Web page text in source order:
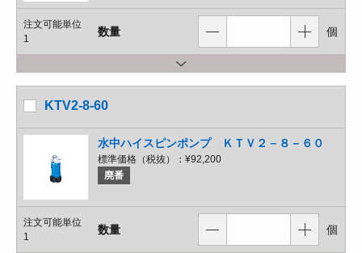
注文可能単位
1
数量 個
KTV2-8-60
水中ハイスピンポンプ ＫＴＶ２－８－６０
標準価格（税抜）： ¥92,200
廃番
注文可能単位
1
数量 個